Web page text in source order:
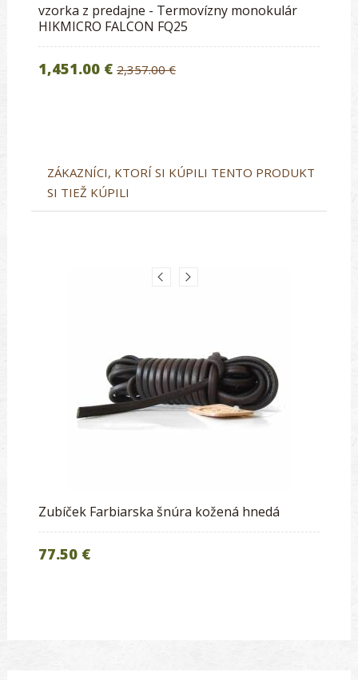
vzorka z predajne - Termovízny monokulár
HIKMICRO FALCON FQ25
1,451.00 € 2,357.00 €
ZÁKAZNÍCI, KTORÍ SI KÚPILI TENTO PRODUKT
SI TIEŽ KÚPILI
Zubíček Farbiarska šnúra kožená hnedá
77.50 €